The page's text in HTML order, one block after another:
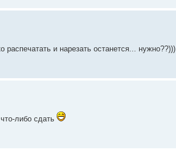
и нарезать останется... нужно??)))
либо сдать